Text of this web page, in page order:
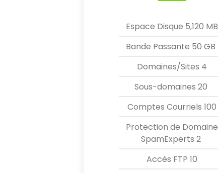
Espace Disque 5,120 MB
Bande Passante 50 GB
Domaines/Sites 4
Sous-domaines 20
Comptes Courriels 100
Protection de Domaine
SpamExperts 2
Accès FTP 10